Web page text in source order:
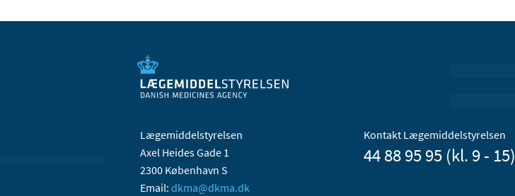
Lægemiddelstyrelsen
Axel Heides Gade 1
2300 København S
Email: dkma@dkma.dk
Kontakt Lægemiddelstyrelsen
44 88 95 95 (kl. 9 - 15)